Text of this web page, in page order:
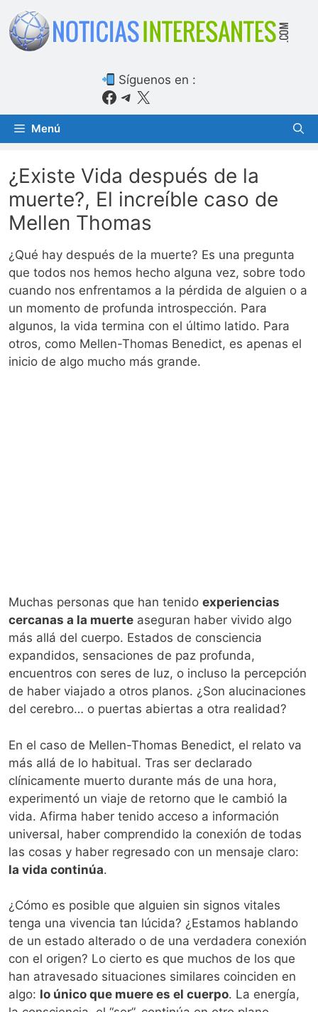
Saltar
contenido
Síguenos en :
Facebook
Telegram
X
Menú
¿Existe Vida después de la
muerte?, El increíble caso de
Mellen Thomas
¿Qué hay después de la muerte? Es una pregunta
que todos nos hemos hecho alguna vez, sobre todo
cuando nos enfrentamos a la pérdida de alguien o a
un momento de profunda introspección. Para
algunos, la vida termina con el último latido. Para
otros, como Mellen-Thomas Benedict, es apenas el
inicio de algo mucho más grande.
Muchas personas que han tenido experiencias
cercanas a la muerte aseguran haber vivido algo
más allá del cuerpo. Estados de consciencia
expandidos, sensaciones de paz profunda,
encuentros con seres de luz, o incluso la percepción
de haber viajado a otros planos. ¿Son alucinaciones
del cerebro… o puertas abiertas a otra realidad?
En el caso de Mellen-Thomas Benedict, el relato va
más allá de lo habitual. Tras ser declarado
clínicamente muerto durante más de una hora,
experimentó un viaje de retorno que le cambió la
vida. Afirma haber tenido acceso a información
universal, haber comprendido la conexión de todas
las cosas y haber regresado con un mensaje claro:
la vida continúa.
¿Cómo es posible que alguien sin signos vitales
tenga una vivencia tan lúcida? ¿Estamos hablando
de un estado alterado o de una verdadera conexión
con el origen? Lo cierto es que muchos de los que
han atravesado situaciones similares coinciden en
algo: lo único que muere es el cuerpo. La energía,